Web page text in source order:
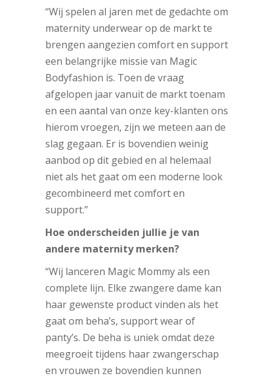
“Wij spelen al jaren met de gedachte om
maternity underwear op de markt te
brengen aangezien comfort en support
een belangrijke missie van Magic
Bodyfashion is. Toen de vraag
afgelopen jaar vanuit de markt toenam
en een aantal van onze key-klanten ons
hierom vroegen, zijn we meteen aan de
slag gegaan. Er is bovendien weinig
aanbod op dit gebied en al helemaal
niet als het gaat om een moderne look
gecombineerd met comfort en
support.”
Hoe onderscheiden jullie je van
andere maternity merken?
“Wij lanceren Magic Mommy als een
complete lijn. Elke zwangere dame kan
haar gewenste product vinden als het
gaat om beha’s, support wear of
panty’s. De beha is uniek omdat deze
meegroeit tijdens haar zwangerschap
en vrouwen ze bovendien kunnen